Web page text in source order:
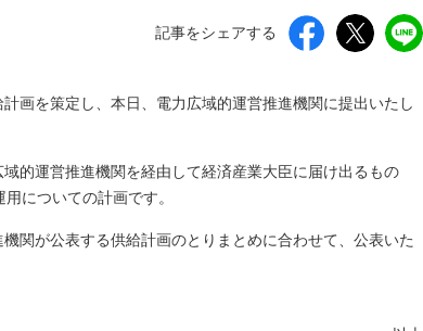
記事をシェアする
画を策定し、本日、電力広域的運営推進機関に提出いたし
的運営推進機関を経由して経済産業大臣に届け出るもの
についての計画です。
関が公表する供給計画のとりまとめに合わせて、公表いた